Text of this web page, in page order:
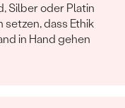
Silber oder Platin
setzen, dass Ethik
in Hand gehen